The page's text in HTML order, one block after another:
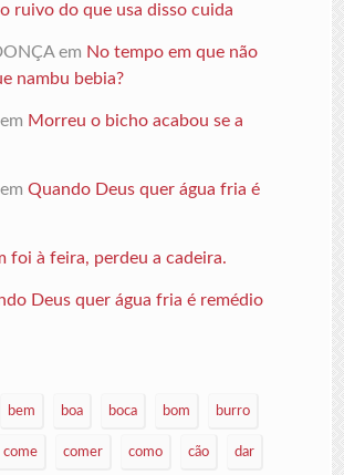
ruivo do que usa disso cuida
em No tempo em que não
nambu bebia?
em Morreu o bicho acabou se a
emQuando Deus quer água fria é
foi à feira, perdeu a cadeira.
Deus quer água fria é remédio
bem boa boca bom burro
come comer como cão dar